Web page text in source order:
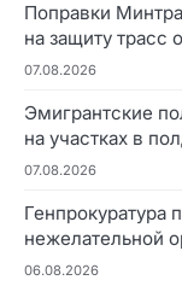
Поправки
на защиту трасс
07.08.2026
Эмигрантские
на участках в
07.08.2026
Генпрокуратура
нежелательной
06.08.2026